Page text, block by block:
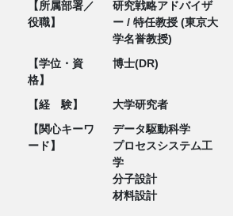
【所属部署／
役職】
研究戦略アドバイザ
ー / 特任教授 (東京大
学名誉教授)
【学位・資
格】
博士(DR)
【経 験】
大学研究者
【関心キーワ
ード】
データ駆動科学
プロセスシステム工
学
分子設計
材料設計